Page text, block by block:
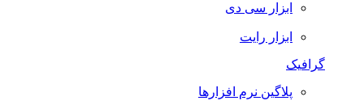
ابزار سی دی
ابزار رایت
گرافیک
پلاگین نرم افزارها